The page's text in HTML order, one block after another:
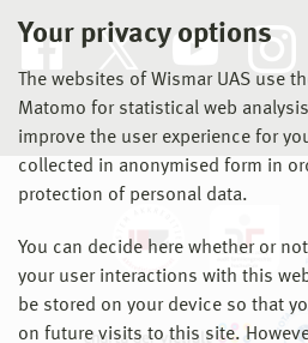
Your privacy options
The websites of Wismar UAS use
Matomo for statistical web
improve the user experience for
collected in anonymised form in
protection of personal data.
You can decide here whether or
your user interactions with this
be stored on your device so that
on future visits to this site.